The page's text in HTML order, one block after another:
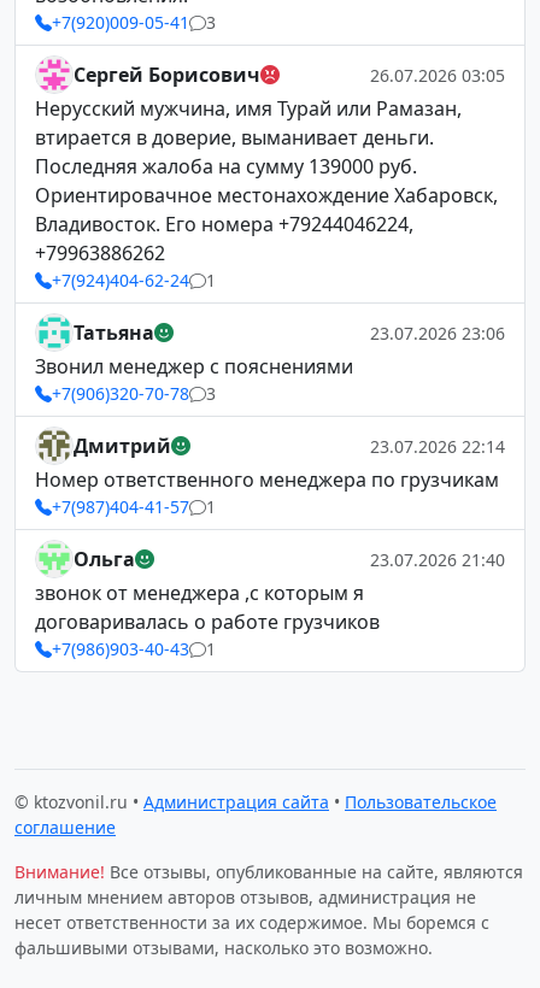
+7(920)009-05-41 3
Сергей Борисович 26.07.2026 03:05
Нерусский мужчина, имя Турай или Рамазан,
втирается в доверие, выманивает деньги.
Последняя жалоба на сумму 139000 руб.
Ориентировачное местонахождение Хабаровск,
Владивосток. Его номера +79244046224,
+79963886262
+7(924)404-62-24 1
Татьяна 23.07.2026 23:06
Звонил менеджер с пояснениями
+7(906)320-70-78 3
Дмитрий 23.07.2026 22:14
Номер ответственного менеджера по грузчикам
+7(987)404-41-57 1
Ольга 23.07.2026 21:40
звонок от менеджера ,с которым я
договаривалась о работе грузчиков
+7(986)903-40-43 1
© ktozvonil.ru • Администрация сайта • Пользовательское
соглашение
Внимание! Все отзывы, опубликованные на сайте, являются
личным мнением авторов отзывов, администрация не
несет ответственности за их содержимое. Мы боремся с
фальшивыми отзывами, насколько это возможно.